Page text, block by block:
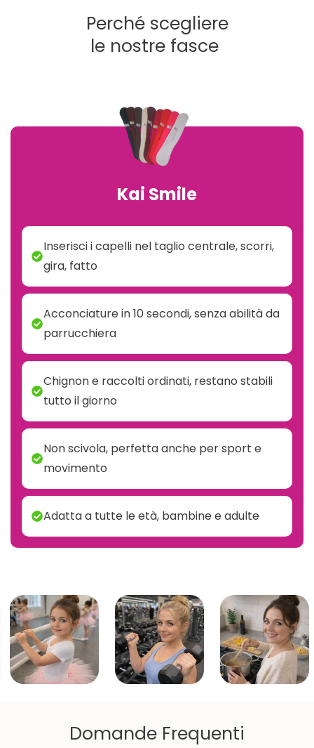
Perché scegliere
le nostre fasce
Kai Smile
Inserisci i capelli nel taglio centrale, scorri,
gira, fatto
Acconciature in 10 secondi, senza abilità da
parrucchiera
Chignon e raccolti ordinati, restano stabili
tutto il giorno
Non scivola, perfetta anche per sport e
movimento
Adatta a tutte le età, bambine e adulte
Domande Frequenti